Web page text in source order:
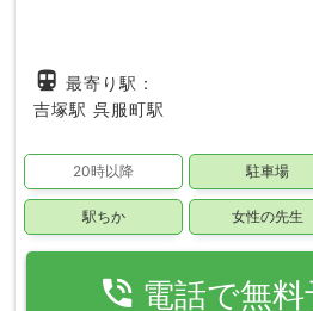
directions_subway 最寄り駅：
吉塚駅 呉服町駅
20時以降 駐車場
駅ちか 女性の先生
phone_in_talk 電話で無